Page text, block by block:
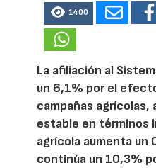
1400
La afiliación al
un 6,1% por el
campañas agrícolas,
estable en términos
agrícola aumenta un
continúa un 10,3%